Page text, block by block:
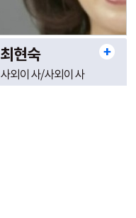
최현숙
사외이사/사외이사